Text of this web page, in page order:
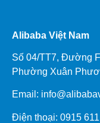
Alibaba Việt Nam
Số 04/TT7, Đường
Phường Xuân
Email: info@
Điện thoại: 0915